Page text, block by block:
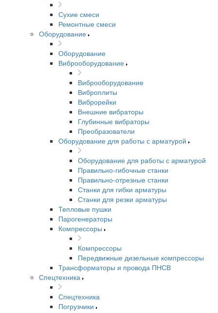
Сухие смеси
Ремонтные смеси
Оборудование
Оборудование
Виброоборудование
Виброоборудование
Виброплиты
Виброрейки
Внешние вибраторы
Глубинные вибраторы
Преобразователи
Оборудование для работы с арматурой
Оборудование для работы с арматурой
Правильно-гибочные станки
Правильно-отрезные станки
Станки для гибки арматуры
Станки для резки арматуры
Тепловые пушки
Парогенераторы
Компрессоры
Компрессоры
Передвижные дизельные компрессоры
Трансформаторы и провода ПНСВ
Спецтехника
Спецтехника
Погрузчики